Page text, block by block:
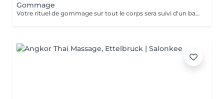
Gommage
Votre rituel de gommage sur tout le corps sera suivi d'un bain. Après cela vous bénéficierez d'un soin d'hydratation profonde.